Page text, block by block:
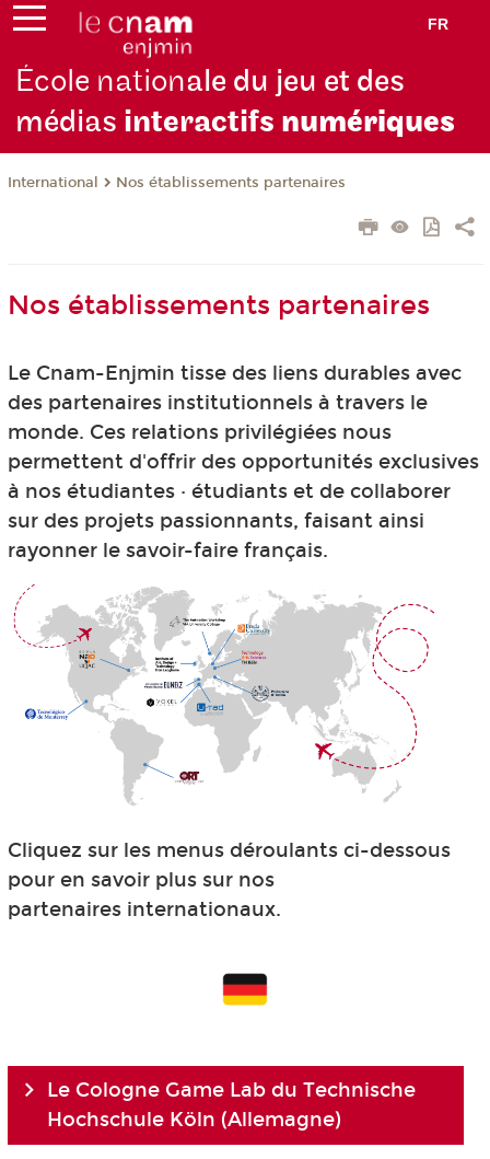
FR
École nationale du jeu et des
médias interactifs numériques
International Nos établissements partenaires
Nos établissements partenaires
Le Cnam-Enjmin tisse des liens durables avec
des partenaires institutionnels à travers le
monde. Ces relations privilégiées nous
permettent d'offrir des opportunités exclusives
à nos étudiantes · étudiants et de collaborer
sur des projets passionnants, faisant ainsi
rayonner le savoir-faire français.
Cliquez sur les menus déroulants ci-dessous
pour en savoir plus sur nos
partenaires internationaux.
Le Cologne Game Lab du Technische
Hochschule Köln (Allemagne)